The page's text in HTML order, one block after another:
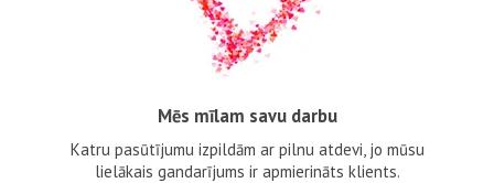
Mēs mīlam savu darbu
Katru pasūtījumu izpildām ar pilnu atdevi, jo mūsu
lielākais gandarījums ir apmierināts klients.